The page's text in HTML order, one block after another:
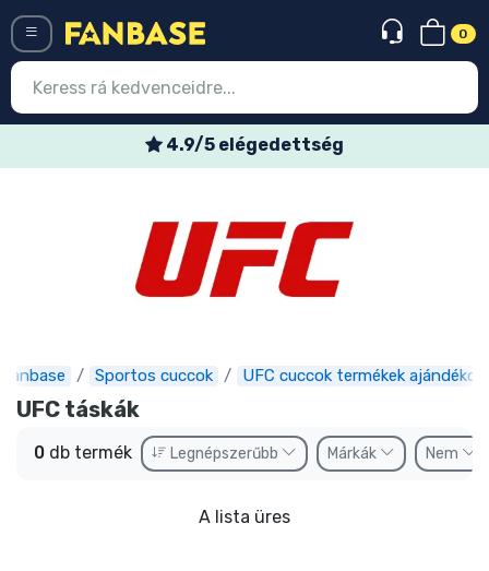
0
4.9/5 elégedettség
Fanbase Sportos cuccok UFC cuccok termékek ajándékok
UFC táskák
0 db termék Legnépszerűbb Márkák Nem
A lista üres
Legújabb cuccok
Akciós ajánlatok
Előrendelhető cuccok
Outlet cuccok